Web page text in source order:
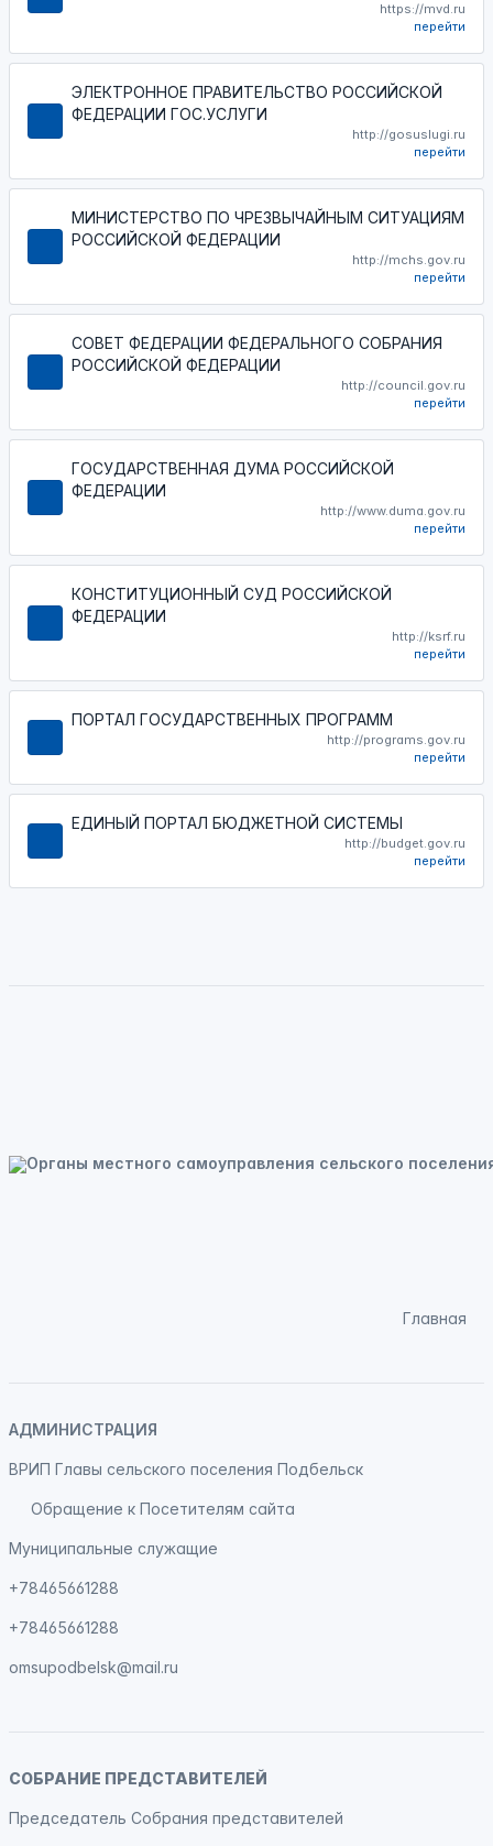
https://mvd.ru
перейти
ЭЛЕКТРОННОЕ ПРАВИТЕЛЬСТВО РОССИЙСКОЙ
ФЕДЕРАЦИИ ГОС.УСЛУГИ
http://gosuslugi.ru
перейти
МИНИСТЕРСТВО ПО ЧРЕЗВЫЧАЙНЫМ СИТУАЦИЯМ
РОССИЙСКОЙ ФЕДЕРАЦИИ
http://mchs.gov.ru
перейти
СОВЕТ ФЕДЕРАЦИИ ФЕДЕРАЛЬНОГО СОБРАНИЯ
РОССИЙСКОЙ ФЕДЕРАЦИИ
http://council.gov.ru
перейти
ГОСУДАРСТВЕННАЯ ДУМА РОССИЙСКОЙ
ФЕДЕРАЦИИ
http://www.duma.gov.ru
перейти
КОНСТИТУЦИОННЫЙ СУД РОССИЙСКОЙ
ФЕДЕРАЦИИ
http://ksrf.ru
перейти
ПОРТАЛ ГОСУДАРСТВЕННЫХ ПРОГРАММ
http://programs.gov.ru
перейти
ЕДИНЫЙ ПОРТАЛ БЮДЖЕТНОЙ СИСТЕМЫ
http://budget.gov.ru
перейти
Главная
АДМИНИСТРАЦИЯ
ВРИП Главы сельского поселения Подбельск
Обращение к Посетителям сайта
Муниципальные служащие
+78465661288
+78465661288
omsupodbelsk@mail.ru
СОБРАНИЕ ПРЕДСТАВИТЕЛЕЙ
Председатель Собрания представителей